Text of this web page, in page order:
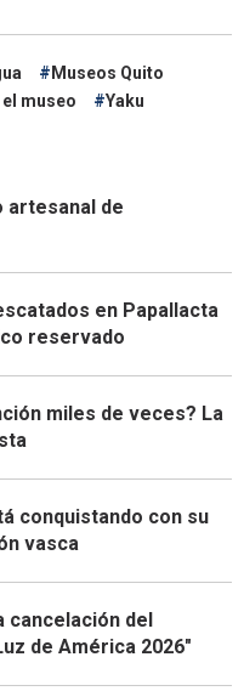
Museos Quito
el museo Yaku
artesanal de
en Papallacta
reservado
miles de veces? La
conquistando con su
vasca
cancelación del
de América 2026"